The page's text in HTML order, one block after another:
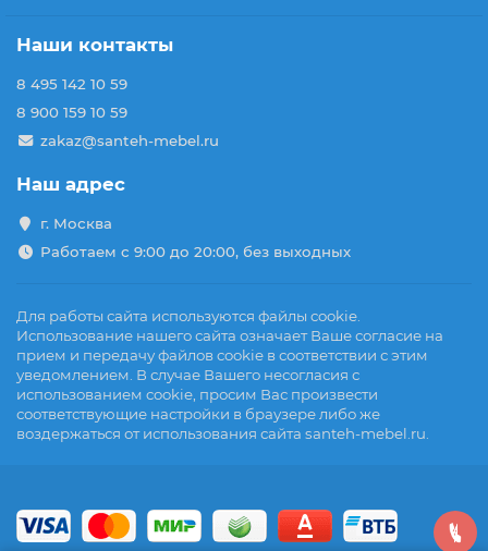
Наши контакты
8 495 142 10 59
8 900 159 10 59
zakaz@santeh-mebel.ru
Наш адрес
г. Москва
Работаем с 9:00 до 20:00, без выходных
Для работы сайта используются файлы cookie.
Использование нашего сайта означает Ваше согласие на
прием и передачу файлов cookie в соответствии с этим
уведомлением. В случае Вашего несогласия с
использованием cookie, просим Вас произвести
соответствующие настройки в браузере либо же
воздержаться от использования сайта santeh-mebel.ru.